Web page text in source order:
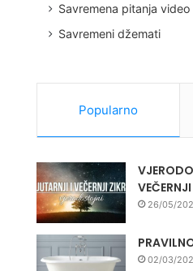
Savremena pitanja video
Savremeni džemati
Popularno
26/05/
02/03/